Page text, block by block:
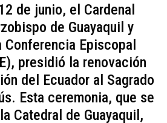
de junio, el Cardenal
de Guayaquil y
Episcopal
presidió la renovación
del Ecuador al Sagrado
Esta ceremonia, que se
Catedral de Guayaquil,